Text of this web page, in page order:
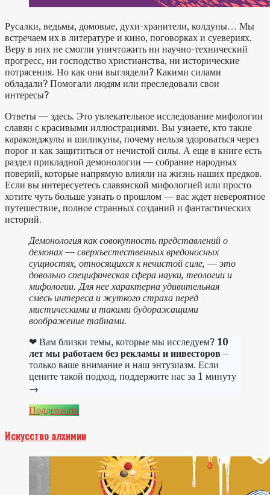
Русалки, ведьмы, домовые, духи-хранители, колдуны… Мы
встречаем их в литературе и кино, поговорках и суевериях.
Веру в них не смогли уничтожить ни научно-технический
прогресс, ни господство христианства, ни исторические
потрясения. Но как они выглядели? Какими силами
обладали? Помогали людям или преследовали свои
интересы?
Ответы — здесь. Это увлекательное исследование мифологии
славян с красивыми иллюстрациями. Вы узнаете, кто такие
караконджулы и шиликуны, почему нельзя здороваться через
порог и как защититься от нечистой силы. А еще в книге есть
раздел прикладной демонологии — собрание народных
поверий, которые напрямую влияли на жизнь наших предков.
Если вы интересуетесь славянской мифологией или просто
хотите чуть больше узнать о прошлом — вас ждет невероятное
путешествие, полное странных созданий и фантастических
историй.
Демонология как совокупность представлений о
демонах — сверхъестественных вредоносных
сущностях, относящихся к нечистой силе, — это
довольно специфическая сфера науки, теологии и
мифологии. Для нее характерна удивительная
смесь интереса и жуткого страха перед
мистическими и такими будоражащими
воображение тайнами.
❤ Вам близки темы, которые мы исследуем? 10
лет мы работаем без рекламы и инвесторов –
только ваше внимание и наш энтузиазм. Если
цените такой подход, поддержите нас за 1 минуту
→
Поддержать
Искусство алхимии